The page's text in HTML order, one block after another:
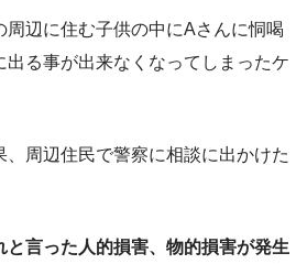
周辺に住む子供の中にAさんに恫喝
出る事が出来なくなってしまったケ
周辺住民で警察に相談に出かけた
と言った人的損害、物的損害が発生